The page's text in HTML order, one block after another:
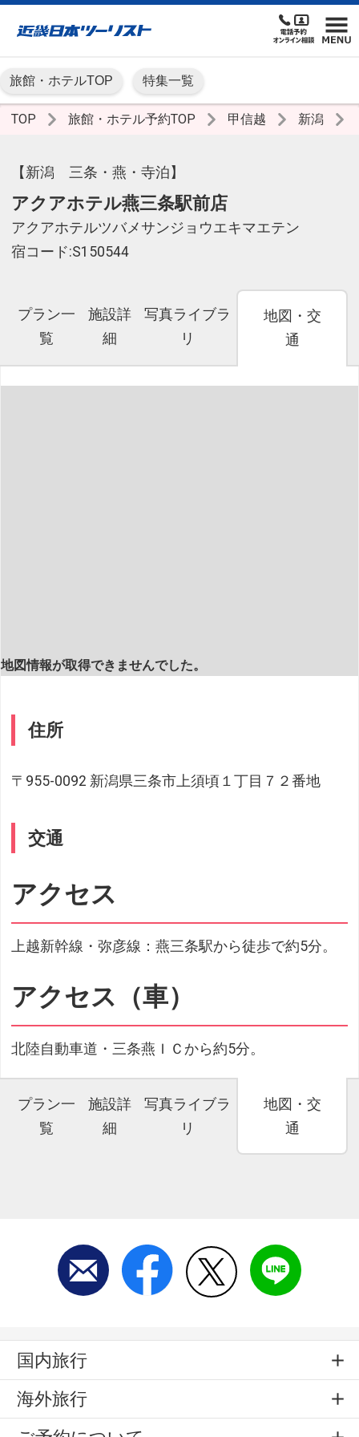
旅館・ホテルTOP 特集一覧
TOP 旅館・ホテル予約TOP 甲信越 新潟
【新潟 三条・燕・寺泊】
アクアホテル燕三条駅前店
アクアホテルツバメサンジョウエキマエテン
宿コード:S150544
プラン一
覧
施設詳
細
写真ライブラ
リ
地図・交
通
地図情報が取得できませんでした。
住所
〒955-0092 新潟県三条市上須頃１丁目７２番地
交通
アクセス
上越新幹線・弥彦線：燕三条駅から徒歩で約5分。
アクセス（車）
北陸自動車道・三条燕ＩＣから約5分。
プラン一
覧
施設詳
細
写真ライブラ
リ
地図・交
通
国内旅行
海外旅行